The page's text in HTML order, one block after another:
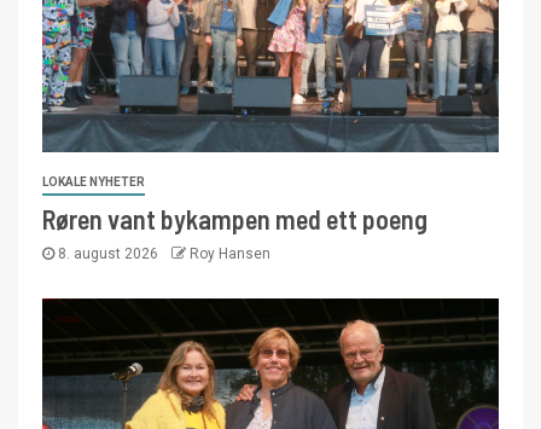
LOKALE NYHETER
Røren vant bykampen med ett poeng
8. august 2026 Roy Hansen